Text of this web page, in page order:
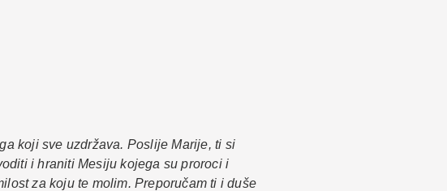
koji sve uzdržava. Poslije Marije, ti si
i hraniti Mesiju kojega su proroci i
za koju te molim. Preporučam ti i duše